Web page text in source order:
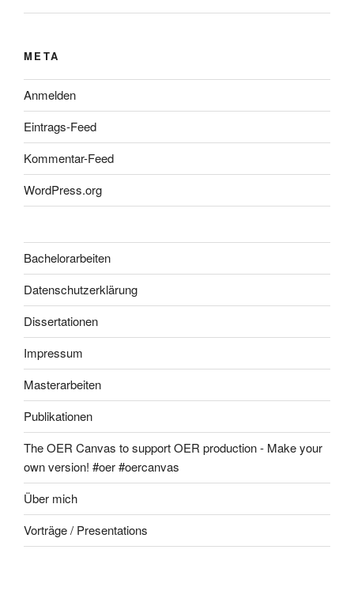
META
Anmelden
Eintrags-Feed
Kommentar-Feed
WordPress.org
Bachelorarbeiten
Datenschutzerklärung
Dissertationen
Impressum
Masterarbeiten
Publikationen
The OER Canvas to support OER production - Make your
own version! #oer #oercanvas
Über mich
Vorträge / Presentations